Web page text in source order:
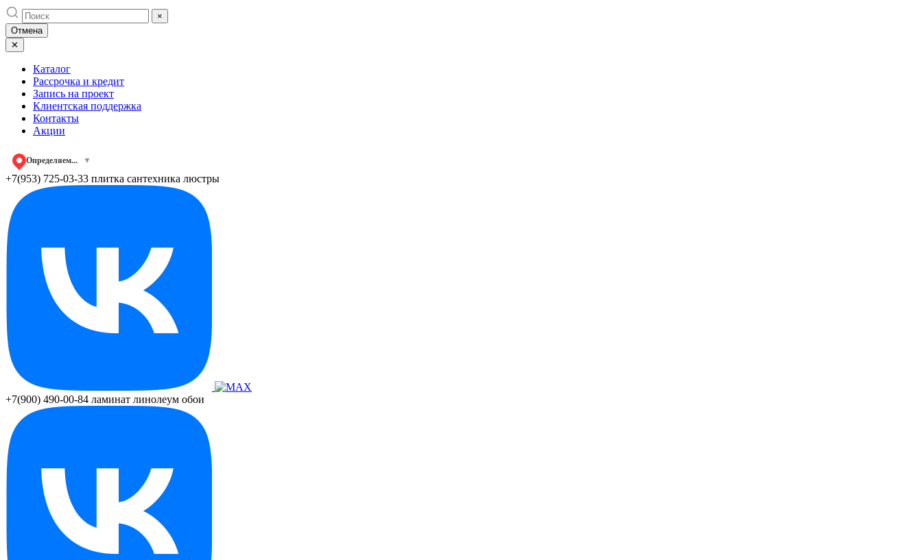
Skip
to
content
×
Отмена
✕
Каталог
Рассрочка и кредит
Запись на проект
Клиентская поддержка
Контакты
Акции
Определяем... ▼
+7(953) 725-03-33 плитка сантехника люстры
+7(900) 490-00-84 ламинат линолеум обои